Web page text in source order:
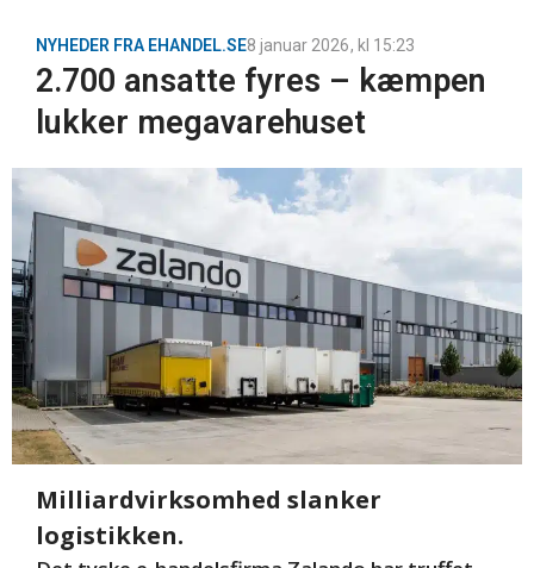
NYHEDER FRA EHANDEL.SE8 januar 2026, kl 15:23
2.700 ansatte fyres – kæmpen
lukker megavarehuset
Milliardvirksomhed slanker
logistikken.